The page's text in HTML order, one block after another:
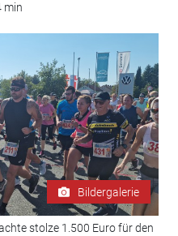
min
Bildergalerie
stolze 1.500 Euro für den